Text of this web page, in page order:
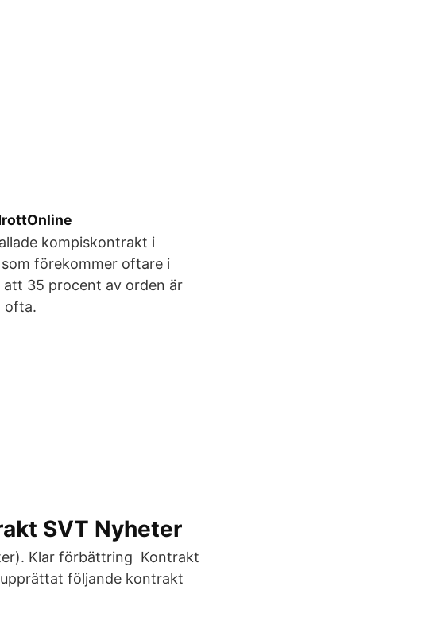
kompiskontrakt i
förekommer oftare i
35 procent av orden är
ofta.
SVT Nyheter
Klar förbättring Kontrakt
följande kontrakt